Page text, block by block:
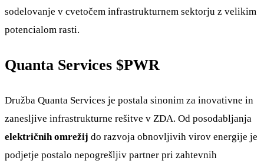
sodelovanje v cvetočem infrastrukturnem sektorju z velikim
potencialom rasti.
Quanta Services $PWR
Družba Quanta Services je postala sinonim za inovativne in
zanesljive infrastrukturne rešitve v ZDA. Od posodabljanja
električnih omrežij do razvoja obnovljivih virov energije je
podjetje postalo nepogrešljiv partner pri zahtevnih